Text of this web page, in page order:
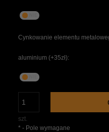
Cynkowanie elementu
aluminium (+35zł):
szt.
* - Pole wymagane